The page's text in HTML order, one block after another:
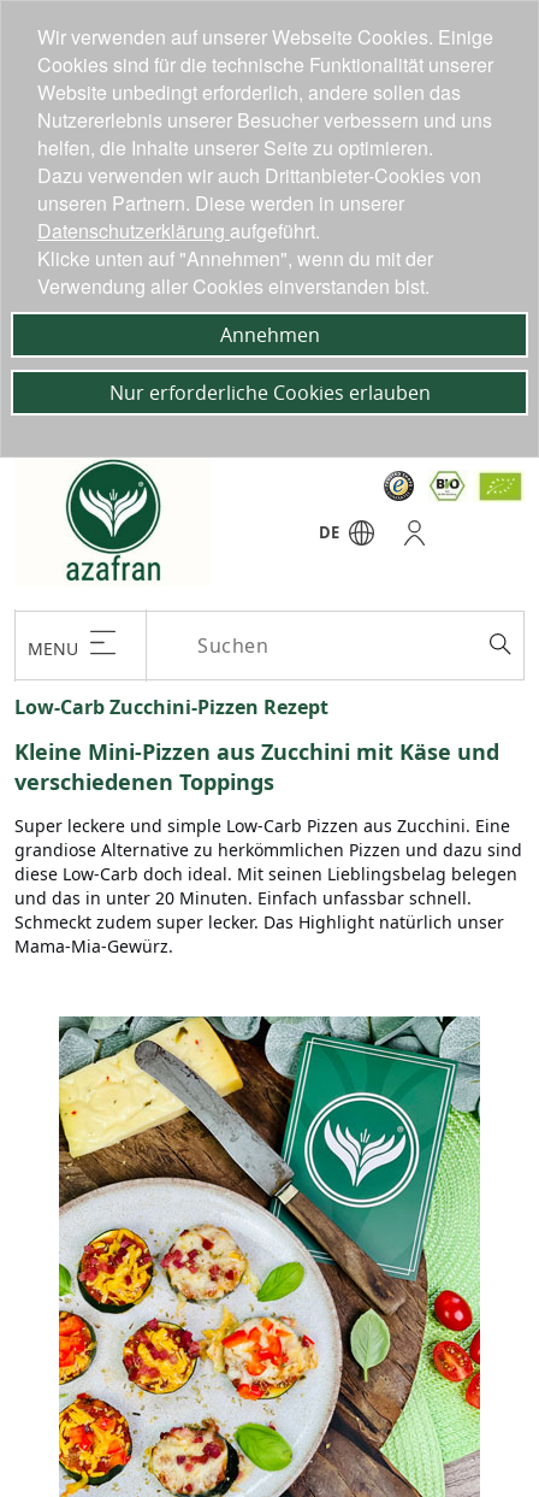
DE
MENU
Low-Carb Zucchini-Pizzen Rezept
Kleine Mini-Pizzen aus Zucchini mit Käse und
verschiedenen Toppings
Super leckere und simple Low-Carb Pizzen aus Zucchini. Eine
grandiose Alternative zu herkömmlichen Pizzen und dazu sind
diese Low-Carb doch ideal. Mit seinen Lieblingsbelag belegen
und das in unter 20 Minuten. Einfach unfassbar schnell.
Schmeckt zudem super lecker. Das Highlight natürlich unser
Mama-Mia-Gewürz.
Wir verwenden auf unserer Webseite Cookies. Einige
Cookies sind für die technische Funktionalität unserer
Website unbedingt erforderlich, andere sollen das
Nutzererlebnis unserer Besucher verbessern und uns
helfen, die Inhalte unserer Seite zu optimieren.
Dazu verwenden wir auch Drittanbieter-Cookies von
unseren Partnern. Diese werden in unserer
Datenschutzerklärung aufgeführt.
Klicke unten auf "Annehmen", wenn du mit der
Verwendung aller Cookies einverstanden bist.
Annehmen
Nur erforderliche Cookies erlauben